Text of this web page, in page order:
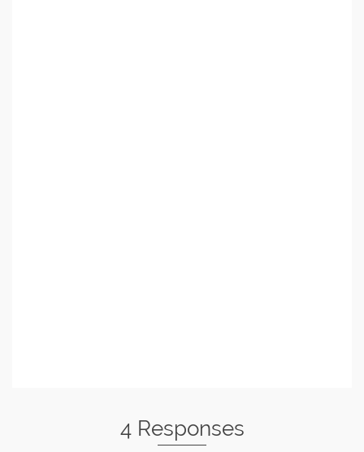
4 Responses